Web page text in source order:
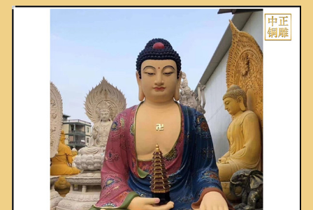
产品中心
客户见证
常识问答
新闻资讯
荣誉资质